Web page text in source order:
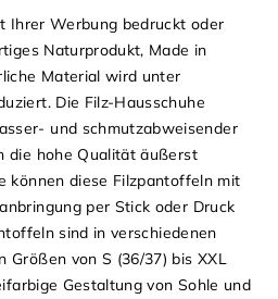
Ihrer Werbung bedruckt oder
Naturprodukt, Made in
Material wird unter
Die Filz-Hausschuhe
und schmutzabweisender
die hohe Qualität äußerst
können diese Filzpantoffeln mit
per Stick oder Druck
sind in verschiedenen
Größen von S (36/37) bis XXL
Gestaltung von Sohle und